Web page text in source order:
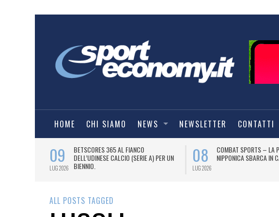
HOME CHI SIAMO NEWS NEWSLETTER CONTATTI
09
LUG 2026
BETSCORES 365 AL FIANCO
DELL’UDINESE CALCIO (SERIE A) PER UN
BIENNIO.
08
LUG 2026
COMBAT SPORTS – LA
NIPPONICA SBARCA IN
ALL POSTS TAGGED